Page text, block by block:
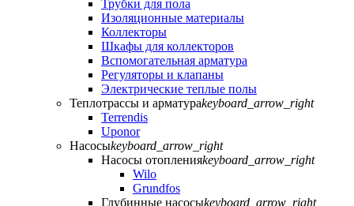
Трубки для пола
Изоляционные материалы
Коллекторы
Шкафы для коллекторов
Вспомогательная арматура
Регуляторы и клапаны
Электрические теплые полы
Теплотрассы и арматураkeyboard_arrow_right
Terrendis
Uponor
Насосыkeyboard_arrow_right
Насосы отопленияkeyboard_arrow_right
Wilo
Grundfos
Глубинные насосыkeyboard_arrow_right